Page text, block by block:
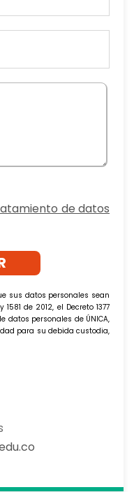
de datos
sus datos personales sean
de 2012, el Decreto 1377
datos personales de ÚNICA,
para su debida custodia,